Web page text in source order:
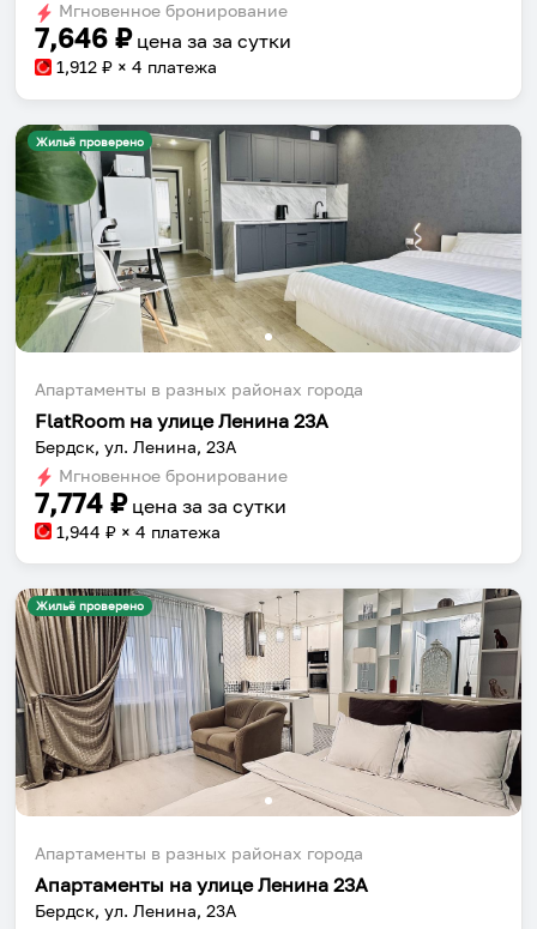
Мгновенное бронирование
7,646 ₽ цена за за сутки
1,912 ₽ × 4 платежа
Жильё проверено
Апартаменты в разных районах города
FlatRoom на улице Ленина 23А
Бердск, ул. Ленина, 23А
Мгновенное бронирование
7,774 ₽ цена за за сутки
1,944 ₽ × 4 платежа
Жильё проверено
Апартаменты в разных районах города
Апартаменты на улице Ленина 23А
Бердск, ул. Ленина, 23А